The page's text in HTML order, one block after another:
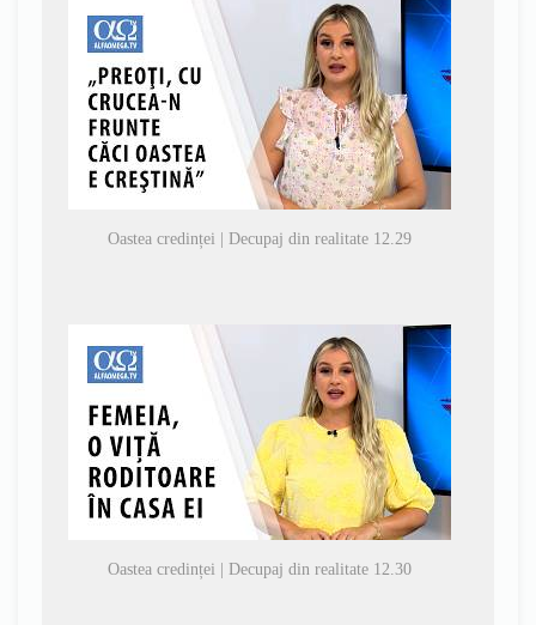
Oastea credinței | Decupaj din realitate 12.29
Oastea credinței | Decupaj din realitate 12.30